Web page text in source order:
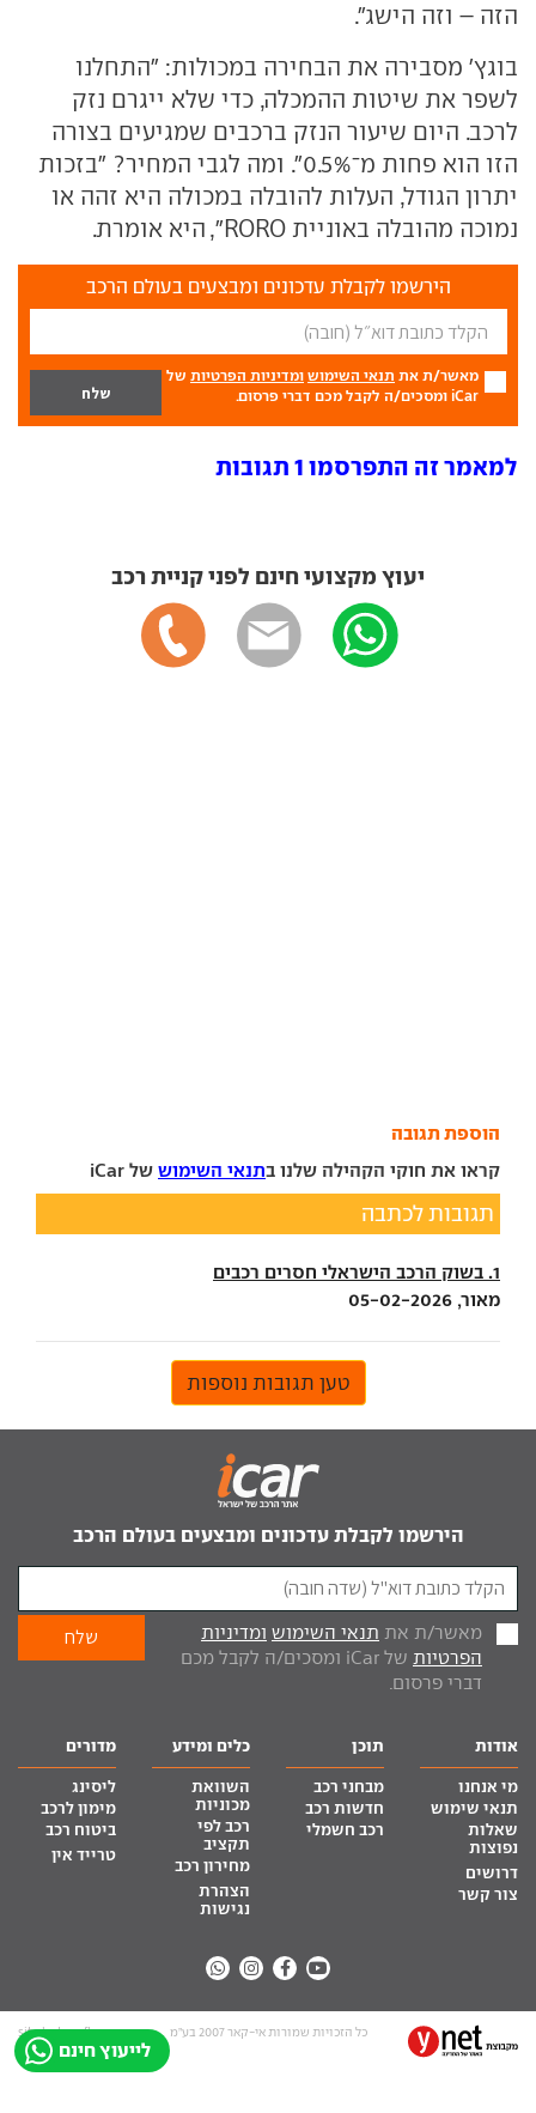
הזה – וזה הישג".
בוגץ' מסבירה את הבחירה במכולות: "התחלנו
לשפר את שיטות ההמכלה, כדי שלא ייגרם נזק
לרכב. היום שיעור הנזק ברכבים שמגיעים בצורה
הזו הוא פחות מ־0.5%". ומה לגבי המחיר? "בזכות
יתרון הגודל, העלות להובלה במכולה היא זהה או
נמוכה מהובלה באוניית RORO", היא אומרת.
הירשמו לקבלת עדכונים ומבצעים בעולם הרכב
מאשר/ת את תנאי השימוש ומדיניות הפרטיות של
iCar ומסכים/ה לקבל מכם דברי פרסום.
למאמר זה התפרסמו 1 תגובות
יעוץ מקצועי חינם לפני קניית רכב
הוספת תגובה
קראו את חוקי הקהילה שלנו בתנאי השימוש של iCar
תגובות לכתבה
1. בשוק הרכב הישראלי חסרים רכבים
מאור, 05-02-2026
טען תגובות נוספות
לייעוץ חינם
הירשמו לקבלת עדכונים ומבצעים בעולם הרכב
מאשר/ת את תנאי השימוש ומדיניות
הפרטיות
של iCar ומסכים/ה לקבל מכם
דברי פרסום.
אודות
מי אנחנו
תנאי שימוש
שאלות
נפוצות
דרושים
צור קשר
תוכן
מבחני רכב
חדשות רכב
רכב חשמלי
כלים ומידע
השוואת
מכוניות
רכב לפי
תקציב
מחירון רכב
הצהרת
נגישות
מדורים
ליסינג
מימון לרכב
ביטוח רכב
טרייד אין
כל הזכויות שמורות אי-קאר 2007 בע”מ site by tq.soft